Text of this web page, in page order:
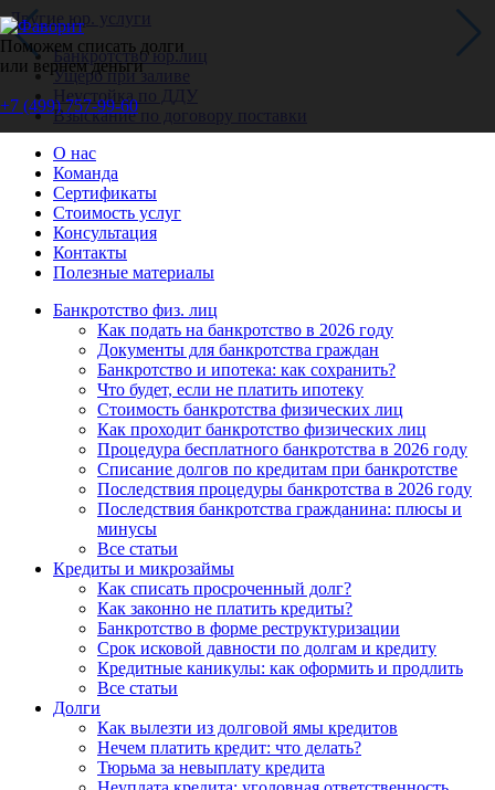
Другие юр. услуги
Банкротство юр.лиц
Ущерб при заливе
Неустойка по ДДУ
Взыскание по договору поставки
О нас
Команда
Сертификаты
Стоимость услуг
Консультация
Контакты
Полезные материалы
Поможем списать долги
или вернем деньги
+7 (499) 757-99-60
Звонок бесплатный по всей России
Заказать звонок
Банкротство физ. лиц
Как подать на банкротство в 2026 году
Документы для банкротства граждан
Банкротство и ипотека: как сохранить?
Что будет, если не платить ипотеку
Стоимость банкротства физических лиц
Как проходит банкротство физических лиц
Процедура бесплатного банкротства в 2026 году
Списание долгов по кредитам при банкротстве
Последствия процедуры банкротства в 2026 году
Последствия банкротства гражданина: плюсы и
минусы
Все статьи
Кредиты и микрозаймы
Как списать просроченный долг?
Как законно не платить кредиты?
Банкротство в форме реструктуризации
Срок исковой давности по долгам и кредиту
Кредитные каникулы: как оформить и продлить
Все статьи
Долги
Как вылезти из долговой ямы кредитов
Нечем платить кредит: что делать?
Тюрьма за невыплату кредита